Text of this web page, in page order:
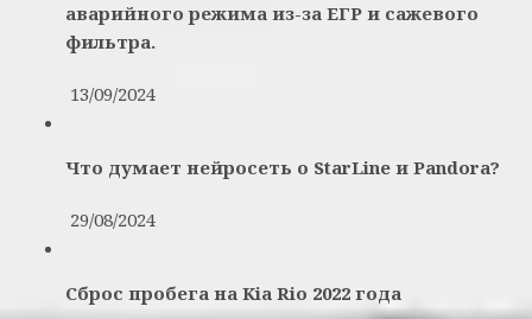
аварийного режима из-за ЕГР и сажевого
фильтра.
13/09/2024
Что думает нейросеть о StarLine и Pandora?
29/08/2024
Сброс пробега на Kia Rio 2022 года